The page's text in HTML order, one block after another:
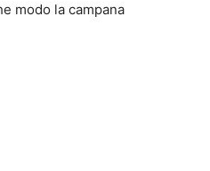
modo la campana